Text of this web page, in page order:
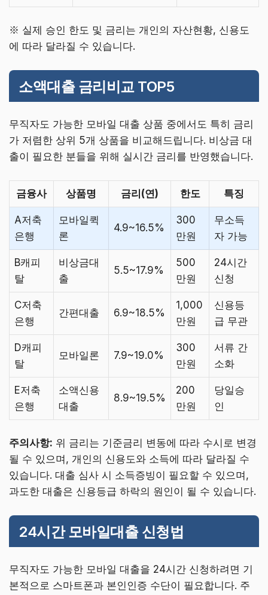
※ 실제 승인 한도 및 금리는 개인의 자산현황, 신용도
에 따라 달라질 수 있습니다.
소액대출 금리비교 TOP5
무직자도 가능한 모바일 대출 상품 중에서도 특히 금리
가 저렴한 상위 5개 상품을 비교해드립니다. 비상금 대
출이 필요한 분들을 위해 실시간 금리를 반영했습니다.
금융사 상품명 금리(연) 한도 특징
A저축
은행
모바일퀵
론
4.9~16.5%
300
만원
무소득
자 가능
B캐피
탈
비상금대
출
5.5~17.9%
500
만원
24시간
신청
C저축
은행
간편대출 6.9~18.5%
1,000
만원
신용등
급 무관
D캐피
탈
모바일론 7.9~19.0%
300
만원
서류 간
소화
E저축
은행
소액신용
대출
8.9~19.5%
200
만원
당일승
인
주의사항: 위 금리는 기준금리 변동에 따라 수시로 변경
될 수 있으며, 개인의 신용도와 소득에 따라 달라질 수
있습니다. 대출 심사 시 소득증빙이 필요할 수 있으며,
과도한 대출은 신용등급 하락의 원인이 될 수 있습니다.
24시간 모바일대출 신청법
무직자도 가능한 모바일 대출을 24시간 신청하려면 기
본적으로 스마트폰과 본인인증 수단이 필요합니다. 주